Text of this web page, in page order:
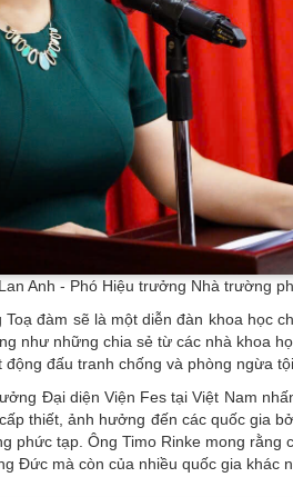
Anh - Phó Hiệu trưởng Nhà trường
đàm sẽ là một diễn đàn khoa học
như những chia sẻ từ các nhà khoa
đấu tranh chống và phòng ngừa
Đại diện Viện Fes tại Việt Nam
thiết, ảnh hưởng đến các quốc gia
phức tạp. Ông Timo Rinke mong rằng
Đức mà còn của nhiều quốc gia khác